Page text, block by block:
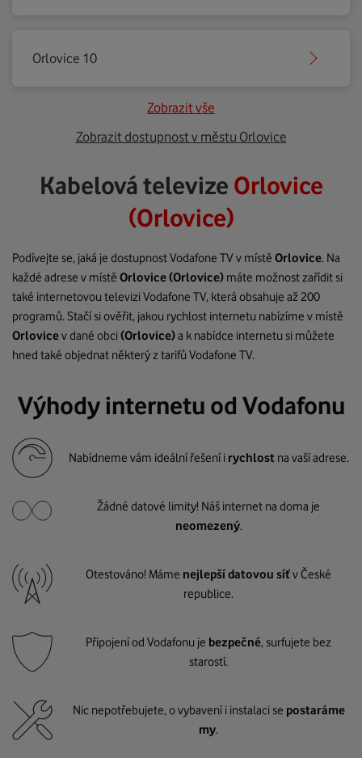
Orlovice 10
Zobrazit vše
Zobrazit dostupnost v městu Orlovice
Kabelová televize Orlovice
(Orlovice)
Podívejte se, jaká je dostupnost Vodafone TV v místě Orlovice. Na
každé adrese v místě Orlovice(Orlovice) máte možnost zařídit si
také internetovou televizi Vodafone TV, která obsahuje až 200
programů. Stačí si ověřit, jakou rychlost internetu nabízíme v místě
Orlovicev dané obci(Orlovice)a k nabídce internetu si můžete
hned také objednat některý z tarifů Vodafone TV.
Výhody internetu od Vodafonu
Nabídneme vám ideální řešení i rychlost na vaší adrese.
Žádné datové limity! Náš internet na doma je
neomezený.
Otestováno! Máme nejlepší datovou síťv České
republice.
Připojení od Vodafonu je bezpečné, surfujete bez
starostí.
Nic nepotřebujete, o vybavení i instalaci se postaráme
my.